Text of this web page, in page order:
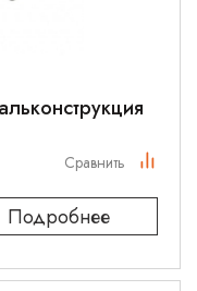
Подробнее
Сравнить